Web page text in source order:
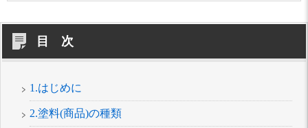
目 次
1.はじめに
2.塗料(商品)の種類